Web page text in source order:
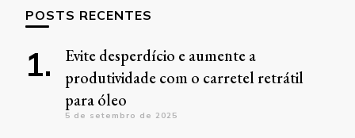
POSTS RECENTES
Evite desperdício e aumente a
produtividade com o carretel retrátil
para óleo
5 de setembro de 2025